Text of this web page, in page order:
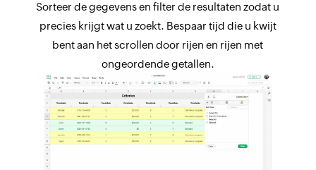
Sorteer de gegevens en filter de resultaten zodat u
precies krijgt wat u zoekt. Bespaar tijd die u kwijt
bent aan het scrollen door rijen en rijen met
ongeordende getallen.